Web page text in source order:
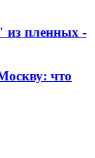
из пленных -
что